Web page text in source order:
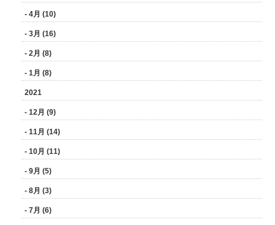
- 4月 (10)
- 3月 (16)
- 2月 (8)
- 1月 (8)
2021
- 12月 (9)
- 11月 (14)
- 10月 (11)
- 9月 (5)
- 8月 (3)
- 7月 (6)